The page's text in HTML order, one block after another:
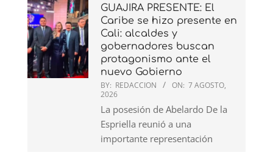
GUAJIRA PRESENTE: El
Caribe se hizo presente en
Cali: alcaldes y
gobernadores buscan
protagonismo ante el
nuevo Gobierno
BY: REDACCION ON: 7 AGOSTO,
2026
La posesión de Abelardo De la
Espriella reunió a una
importante representación